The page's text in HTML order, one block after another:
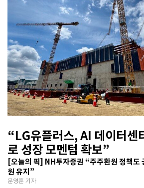
“LG유플러스, AI 데이터센
로 성장 모멘텀 확보”
[오늘의 픽] NH투자증권 “주주환원 정책
원 유지”
문영훈 기자